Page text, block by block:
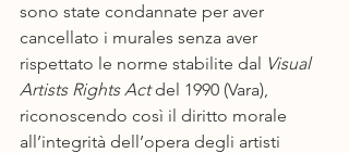
sono state condannate per aver
cancellato i murales senza aver
rispettato le norme stabilite dal Visual
Artists Rights Act del 1990 (Vara),
riconoscendo così il diritto morale
all’integrità dell’opera degli artisti